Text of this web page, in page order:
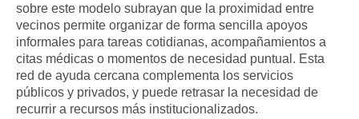
sobre este modelo subrayan que la proximidad entre
vecinos permite organizar de forma sencilla apoyos
informales para tareas cotidianas, acompañamientos a
citas médicas o momentos de necesidad puntual. Esta
red de ayuda cercana complementa los servicios
públicos y privados, y puede retrasar la necesidad de
recurrir a recursos más institucionalizados.​